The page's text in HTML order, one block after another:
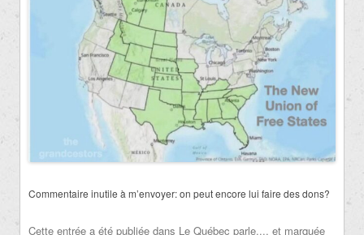
Commentaire inutile à m’envoyer: on peut encore lui faire des dons?
Cette entrée a été publiée dans Le Québec parle..., et marquée